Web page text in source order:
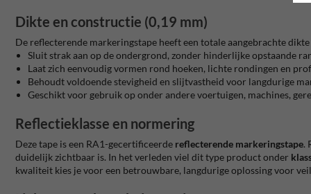
Dikte en constructie (0,19 mm)
De reflecterende markeringstape heeft een totale aangebrachte
Sluit strak aan op de ondergrond, zonder hinderlijke opstaande
Laat zich eenvoudig vormen rond hoeken, lichte rondingen en
Behoudt voldoende stevigheid en slijtvastheid voor langdurige
Geschikt voor gebruik op onder andere voertuigen, machines,
Reflectieklasse en normering
Deze tape is een RA1-gecertificeerde reflecterende markeringstape.
duidelijk zichtbaar is. In het verleden viel dit type product onder
kwaliteit kies je voor een betrouwbare, langdurige oplossing voor